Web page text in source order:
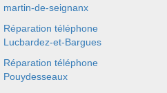
martin-de-seignanx
Réparation téléphone
Lucbardez-et-Bargues
Réparation téléphone
Pouydesseaux